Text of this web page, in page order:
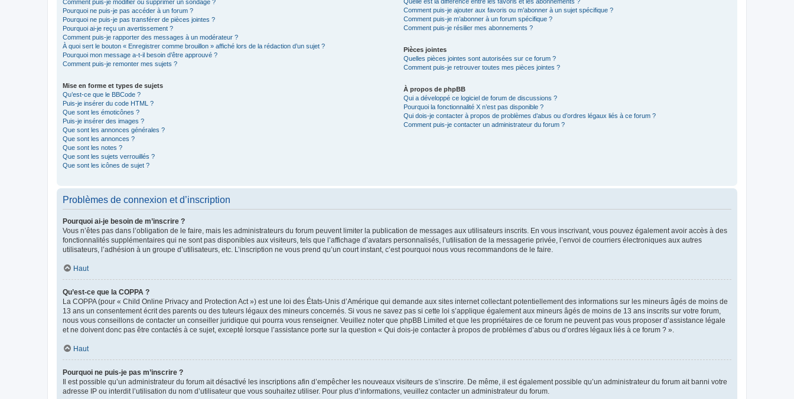
Comment puis-je modifier ou supprimer un sondage ?
Pourquoi ne puis-je pas accéder à un forum ?
Pourquoi ne puis-je pas transférer de pièces jointes ?
Pourquoi ai-je reçu un avertissement ?
Comment puis-je rapporter des messages à un modérateur ?
À quoi sert le bouton « Enregistrer comme brouillon » affiché lors de la rédaction d’un sujet ?
Pourquoi mon message a-t-il besoin d’être approuvé ?
Comment puis-je remonter mes sujets ?
Mise en forme et types de sujets
Qu’est-ce que le BBCode ?
Puis-je insérer du code HTML ?
Que sont les émoticônes ?
Puis-je insérer des images ?
Que sont les annonces générales ?
Que sont les annonces ?
Que sont les notes ?
Que sont les sujets verrouillés ?
Que sont les icônes de sujet ?
Comment puis-je ajouter aux favoris ou m’abonner à un sujet spécifique ?
Comment puis-je m’abonner à un forum spécifique ?
Comment puis-je résilier mes abonnements ?
Pièces jointes
Quelles pièces jointes sont autorisées sur ce forum ?
Comment puis-je retrouver toutes mes pièces jointes ?
À propos de phpBB
Qui a développé ce logiciel de forum de discussions ?
Pourquoi la fonctionnalité X n’est pas disponible ?
Qui dois-je contacter à propos de problèmes d’abus ou d’ordres légaux liés à ce forum ?
Comment puis-je contacter un administrateur du forum ?
Problèmes de connexion et d’inscription
Pourquoi ai-je besoin de m’inscrire ?
Vous n’êtes pas dans l’obligation de le faire, mais les administrateurs du forum peuvent limiter la publication de messages aux utilisateurs inscrits. En vous inscrivant, vous pouvez également avoir accès à des
fonctionnalités supplémentaires qui ne sont pas disponibles aux visiteurs, tels que l’affichage d’avatars personnalisés, l’utilisation de la messagerie privée, l’envoi de courriers électroniques aux autres
utilisateurs, l’adhésion à un groupe d’utilisateurs, etc. L’inscription ne vous prend qu’un court instant, c’est pourquoi nous vous recommandons de le faire.
Haut
Qu’est-ce que la COPPA ?
La COPPA (pour « Child Online Privacy and Protection Act ») est une loi des États-Unis d’Amérique qui demande aux sites internet collectant potentiellement des informations sur les mineurs âgés de moins de
13 ans un consentement écrit des parents ou des tuteurs légaux des mineurs concernés. Si vous ne savez pas si cette loi s’applique également aux mineurs âgés de moins de 13 ans inscrits sur votre forum,
nous vous conseillons de contacter un conseiller juridique qui pourra vous renseigner. Veuillez noter que phpBB Limited et que les propriétaires de ce forum ne peuvent pas vous proposer d’assistance légale
et ne doivent donc pas être contactés à ce sujet, excepté lorsque l’assistance porte sur la question « Qui dois-je contacter à propos de problèmes d’abus ou d’ordres légaux liés à ce forum ? ».
Haut
Pourquoi ne puis-je pas m’inscrire ?
Il est possible qu’un administrateur du forum ait désactivé les inscriptions afin d’empêcher les nouveaux visiteurs de s’inscrire. De même, il est également possible qu’un administrateur du forum ait banni votre
adresse IP ou interdit l’utilisation du nom d’utilisateur que vous souhaitez utiliser. Pour plus d’informations, veuillez contacter un administrateur du forum.